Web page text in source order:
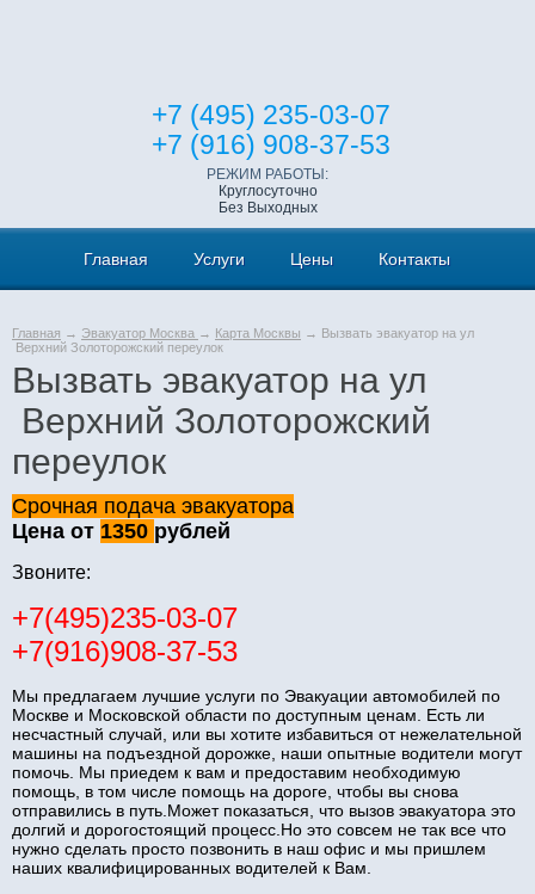
+7 (495) 235-03-07
+7 (916) 908-37-53
РЕЖИМ РАБОТЫ:
Круглосуточно
Без Выходных
Главная Услуги Цены Контакты
Главная → Эвакуатор Москва → Карта Москвы → Вызвать эвакуатор на ул
Верхний Золоторожский переулок
Вызвать эвакуатор на ул
Верхний Золоторожский
переулок
Срочная подача эвакуатора
Цена от 1350 рублей
Звоните:
+7(495)235-03-07
+7(916)908-37-53
Мы предлагаем лучшие услуги по Эвакуации автомобилей по
Москве и Московской области по доступным ценам. Есть ли
несчастный случай, или вы хотите избавиться от нежелательной
машины на подъездной дорожке, наши опытные водители могут
помочь. Мы приедем к вам и предоставим необходимую
помощь, в том числе помощь на дороге, чтобы вы снова
отправились в путь.Может показаться, что вызов эвакуатора это
долгий и дорогостоящий процесс.Но это совсем не так все что
нужно сделать просто позвонить в наш офис и мы пришлем
наших квалифицированных водителей к Вам.